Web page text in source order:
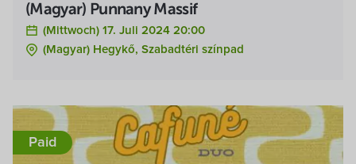
(Magyar) Punnany Massif
(Mittwoch) 17. Juli 2024 20:00
(Magyar) Hegykő, Szabadtéri színpad
Paid